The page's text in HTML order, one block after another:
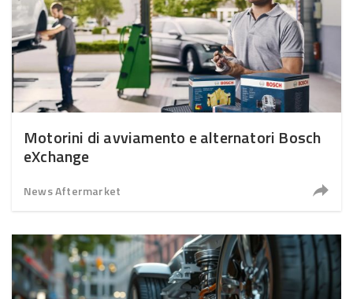
Motorini di avviamento e alternatori Bosch
eXchange
News Aftermarket